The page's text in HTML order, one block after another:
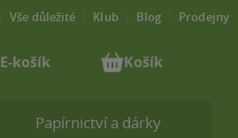
Papírnictví a dárky
Vše důležité Klub Blog Prodejny
E-košík Košík